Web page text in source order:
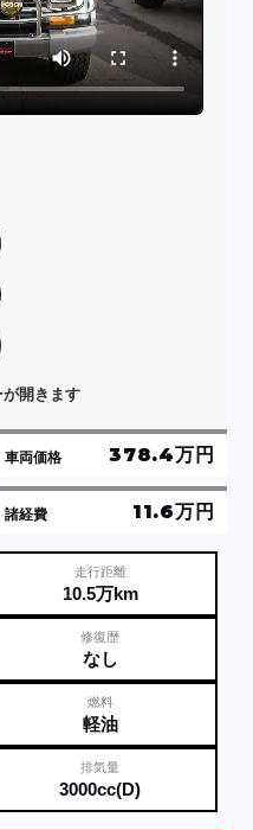
開きます
諸経費 11.6万円
車両価格 378.4万円
走行距離
10.5万km
修復歴
なし
燃料
軽油
排気量
3000cc(D)